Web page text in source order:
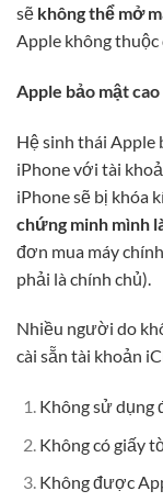
sẽ không thể mở
Apple không
Apple bảo mật
Hệ sinh thái Apple
iPhone với tài
iPhone sẽ bị khóa
chứng minh mình
đơn mua máy
phải là chính chủ).
Nhiều người do
cài sẵn tài khoản
Không sử dụng
Không có giấy
Không được